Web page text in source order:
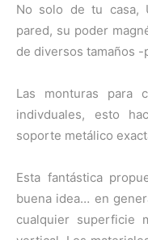
No solo de tu casa,
pared, su poder
de diversos tamaños
Las monturas para
indivduales, esto
soporte metálico
Esta fantástica
buena idea… en
cualquier superficie